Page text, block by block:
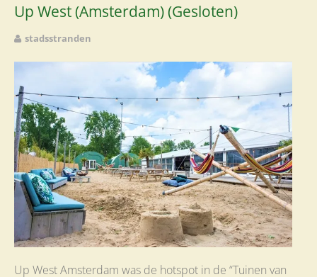
Up West (Amsterdam) (Gesloten)
stadsstranden
Up West Amsterdam was de hotspot in de “Tuinen van